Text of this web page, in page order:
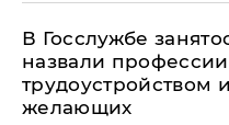
В Госслужбе
назвали
трудоустройством
желающих